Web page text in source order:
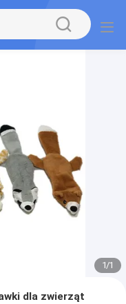
1/1
dla zwierząt